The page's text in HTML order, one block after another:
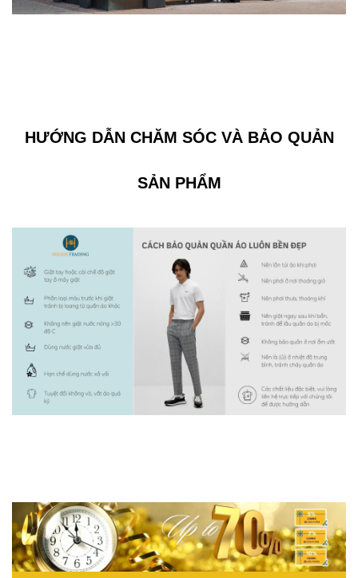
HƯỚNG DẪN CHĂM SÓC VÀ BẢO QUẢN
SẢN PHẨM